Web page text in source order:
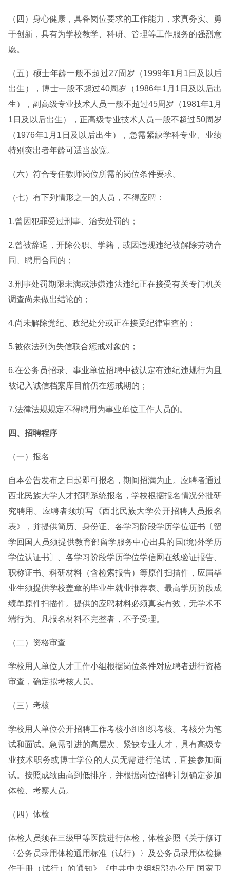
（四）身心健康，具备岗位要求的工作能力，求真务实、勇
于创新，具有为学校教学、科研、管理等工作服务的强烈意
愿。
（五）硕士年龄一般不超过27周岁（1999年1月1日及以后
出生），博士一般不超过40周岁（1986年1月1日及以后出
生），副高级专业技术人员一般不超过45周岁（1981年1月
1日及以后出生），正高级专业技术人员一般不超过50周岁
（1976年1月1日及以后出生），急需紧缺学科专业、业绩
特别突出者年龄可适当放宽。
（六）符合专任教师岗位所需的岗位条件要求。
（七）有下列情形之一的人员，不得应聘：
1.曾因犯罪受过刑事、治安处罚的；
2.曾被辞退，开除公职、学籍，或因违规违纪被解除劳动合
同、聘用合同的；
3.刑事处罚期限未满或涉嫌违法违纪正在接受有关专门机关
调查尚未做出结论的；
4.尚未解除党纪、政纪处分或正在接受纪律审查的；
5.被依法列为失信联合惩戒对象的；
6.在公务员招录、事业单位招聘中被认定有违纪违规行为且
被记入诚信档案库目前仍在惩戒期的；
7.法律法规规定不得聘用为事业单位工作人员的。
四、招聘程序
（一）报名
自本公告发布之日起即可报名，期间招满为止。应聘者通过
西北民族大学人才招聘系统报名，学校根据报名情况分批研
究聘用。应聘者须填写《西北民族大学公开招聘人员报名
表》，并提供简历、身份证、各学习阶段学历学位证书〔留
学回国人员须提供教育部留学服务中心出具的国(境)外学历
学位认证书〕、各学习阶段学历学位学信网在线验证报告、
职称证书、科研材料（含检索报告）等原件扫描件，应届毕
业生须提供学校盖章的毕业生就业推荐表、最高学历阶段成
绩单原件扫描件。提供的应聘材料必须真实有效，无学术不
端行为。凡报名材料不完整者，不予受理。
（二）资格审查
学校用人单位人才工作小组根据岗位条件对应聘者进行资格
审查，确定拟考核人员。
（三）考核
学校用人单位公开招聘工作考核小组组织考核。考核分为笔
试和面试。急需引进的高层次、紧缺专业人才，具有高级专
业技术职务或博士学位的人员无需进行笔试，直接参加面
试。按照成绩由高到低排序，并根据岗位招聘计划确定参加
体检、考察人员。
（四）体检
体检人员须在三级甲等医院进行体检，体检参照《关于修订
〈公务员录用体检通用标准（试行）〉及公务员录用体检操
作手册（试行）的通知》《中共中央组织部办公厅 国家卫